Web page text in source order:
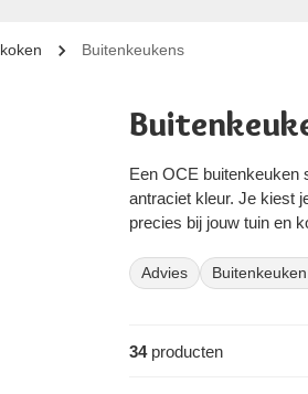
Buitenkeukens
Een OCE buitenkeuken
antraciet kleur. Je kiest
precies bij jouw tuin en
We zijn al ruim 66 jaar
mee naar buiten. Wil je
Advies
34producten